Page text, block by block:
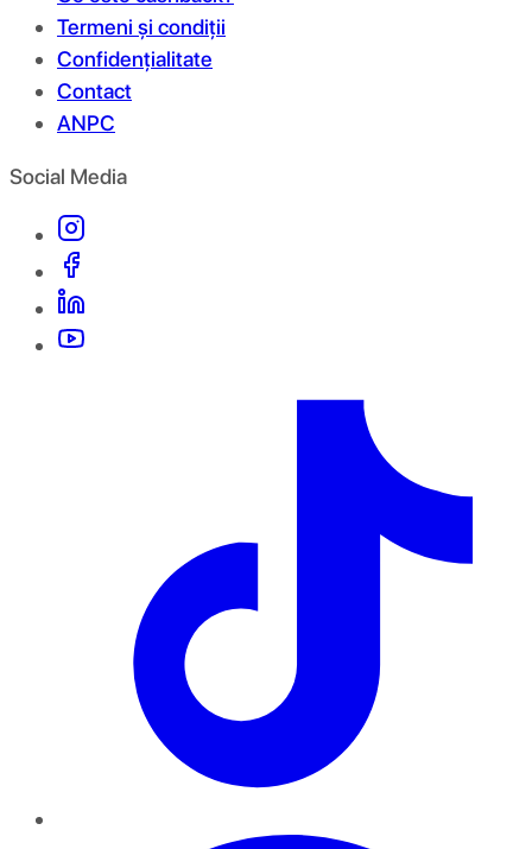
Termeni și condiții
Confidențialitate
Contact
ANPC
Social Media